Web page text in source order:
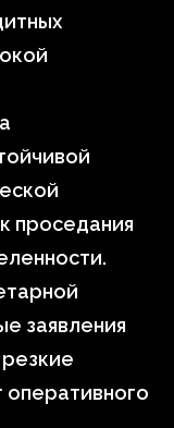
проседания
заявления
оперативного